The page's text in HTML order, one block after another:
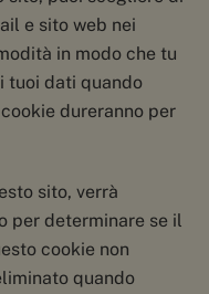
e sito web nei
in modo che tu
tuoi dati quando
dureranno per
sito, verrà
per determinare se il
cookie non
quando